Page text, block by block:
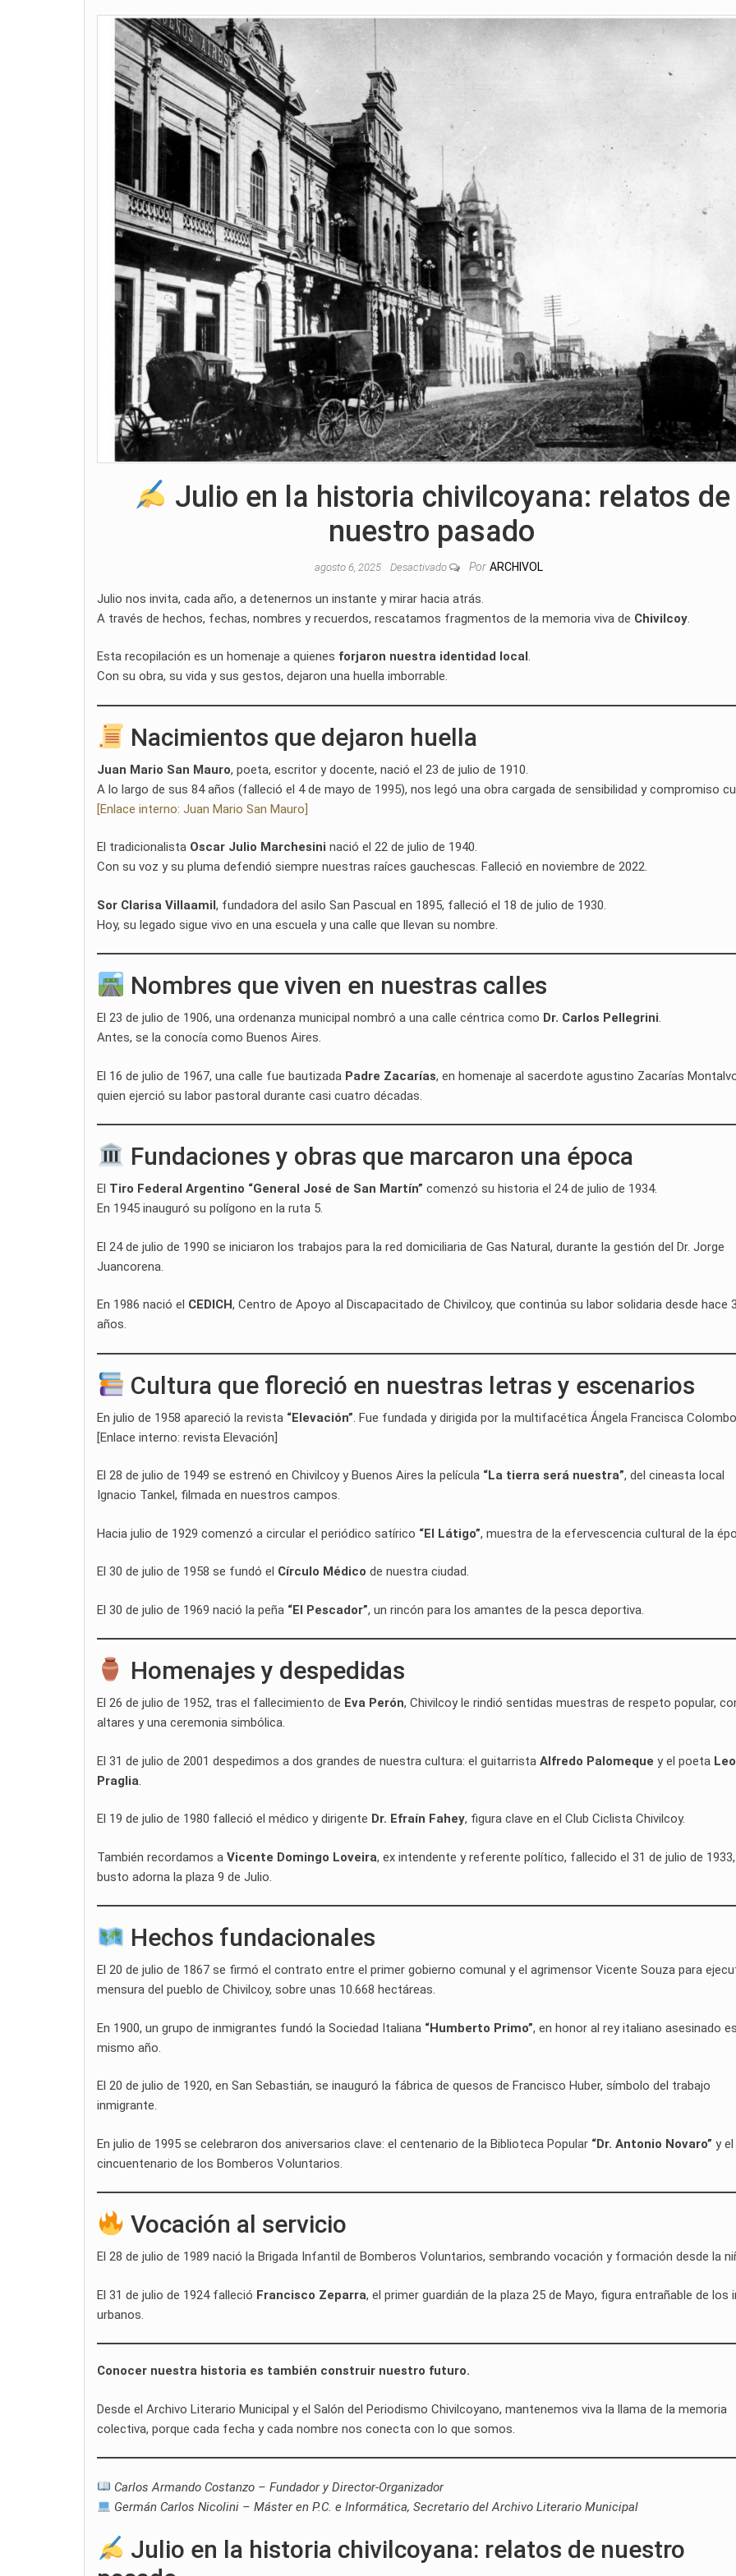
Julio en la historia chivilcoyana: relatos de
nuestro pasado
agosto 6, 2025 Desactivado Por ARCHIVOL
Julio nos invita, cada año, a detenernos un instante y mirar hacia atrás.
A través de hechos, fechas, nombres y recuerdos, rescatamos fragmentos de la memoria viva de Chivilcoy.
Esta recopilación es un homenaje a quienes forjaron nuestra identidad local .
Con su obra, su vida y sus gestos, dejaron una huella imborrable.
Nacimientos que dejaron huella
Juan Mario San Mauro, poeta, escritor y docente, nació el 23 de julio de 1910.
A lo largo de sus 84 años (falleció el 4 de mayo de 1995), nos legó una obra cargada de sensibilidad y compromiso
[Enlace interno: Juan Mario San Mauro]
El tradicionalista Oscar Julio Marchesini nació el 22 de julio de 1940.
Con su voz y su pluma defendió siempre nuestras raíces gauchescas. Falleció en noviembre de 2022.
Sor Clarisa Villaamil, fundadora del asilo San Pascual en 1895, falleció el 18 de julio de 1930.
Hoy, su legado sigue vivo en una escuela y una calle que llevan su nombre.
Nombres que viven en nuestras calles
El 23 de julio de 1906, una ordenanza municipal nombró a una calle céntrica como Dr. Carlos Pellegrini.
Antes, se la conocía como Buenos Aires.
El 16 de julio de 1967, una calle fue bautizada Padre Zacarías, en homenaje al sacerdote agustino Zacarías
quien ejerció su labor pastoral durante casi cuatro décadas.
Fundaciones y obras que marcaron una época
El Tiro Federal Argentino “General José de San Martín” comenzó su historia el 24 de julio de 1934.
En 1945 inauguró su polígono en la ruta 5.
El 24 de julio de 1990 se iniciaron los trabajos para la red domiciliaria de Gas Natural, durante la gestión del Dr. Jorge
Juancorena.
En 1986 nació el CEDICH, Centro de Apoyo al Discapacitado de Chivilcoy, que continúa su labor solidaria desde hace
años.
Cultura que floreció en nuestras letras y escenarios
En julio de 1958 apareció la revista “Elevación”. Fue fundada y dirigida por la multifacética Ángela Francisca
[Enlace interno: revista Elevación]
El 28 de julio de 1949 se estrenó en Chivilcoy y Buenos Aires la película “La tierra será nuestra”, del cineasta local
Ignacio Tankel, filmada en nuestros campos.
Hacia julio de 1929 comenzó a circular el periódico satírico “El Látigo”, muestra de la efervescencia cultural de la
El 30 de julio de 1958 se fundó el Círculo Médico de nuestra ciudad.
El 30 de julio de 1969 nació la peña “El Pescador”, un rincón para los amantes de la pesca deportiva.
Homenajes y despedidas
El 26 de julio de 1952, tras el fallecimiento de Eva Perón, Chivilcoy le rindió sentidas muestras de respeto popular,
altares y una ceremonia simbólica.
El 31 de julio de 2001 despedimos a dos grandes de nuestra cultura: el guitarrista Alfredo Palomeque y el poeta
Praglia.
El 19 de julio de 1980 falleció el médico y dirigente Dr. Efraín Fahey, figura clave en el Club Ciclista Chivilcoy.
También recordamos a Vicente Domingo Loveira, ex intendente y referente político, fallecido el 31 de julio de
busto adorna la plaza 9 de Julio.
Hechos fundacionales
El 20 de julio de 1867 se firmó el contrato entre el primer gobierno comunal y el agrimensor Vicente Souza para
mensura del pueblo de Chivilcoy, sobre unas 10.668 hectáreas.
En 1900, un grupo de inmigrantes fundó la Sociedad Italiana “Humberto Primo”, en honor al rey italiano asesinado
mismo año.
El 20 de julio de 1920, en San Sebastián, se inauguró la fábrica de quesos de Francisco Huber, símbolo del trabajo
inmigrante.
En julio de 1995 se celebraron dos aniversarios clave: el centenario de la Biblioteca Popular “Dr. Antonio Novaro” y el
cincuentenario de los Bomberos Voluntarios.
Vocación al servicio
El 28 de julio de 1989 nació la Brigada Infantil de Bomberos Voluntarios, sembrando vocación y formación desde la
El 31 de julio de 1924 falleció Francisco Zeparra, el primer guardián de la plaza 25 de Mayo, figura entrañable de los
urbanos.
Conocer nuestra historia es también construir nuestro futuro.
Desde el Archivo Literario Municipal y el Salón del Periodismo Chivilcoyano, mantenemos viva la llama de la memoria
colectiva, porque cada fecha y cada nombre nos conecta con lo que somos.
Carlos Armando Costanzo – Fundador y Director-Organizador
Germán Carlos Nicolini – Máster en P.C. e Informática, Secretario del Archivo Literario Municipal
Julio en la historia chivilcoyana: relatos de nuestro